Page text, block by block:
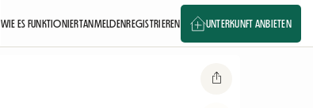
WIE ES FUNKTIONIERTANMELDENREGISTRIEREN UNTERKUNFT ANBIETEN